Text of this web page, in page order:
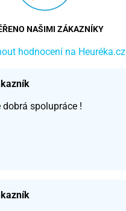
NAŠIMI ZÁKAZNÍKY
hodnocení na Heuréka.cz
spolupráce !